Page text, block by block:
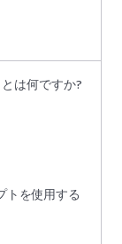
は何ですか?
トを使用する